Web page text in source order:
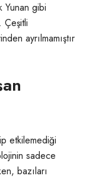
Yunan gibi
Çeşitli
ayrılmamıştır
etkilemediği
sadece
bazıları